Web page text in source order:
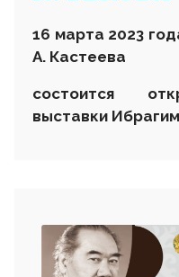
16 марта 2023
А. Кастеева
состоится
выставки